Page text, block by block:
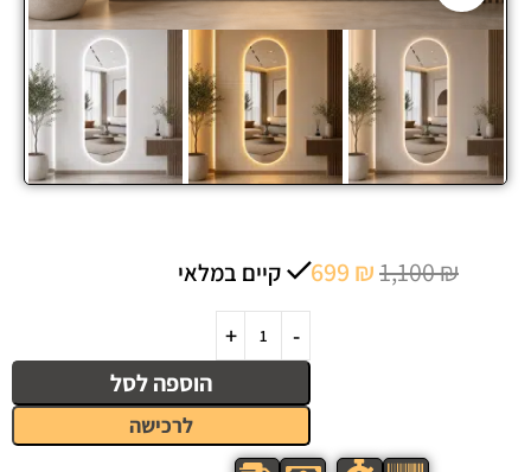
1,100₪
699 ₪ קיים במלאי
הוספה לסל
לרכישה